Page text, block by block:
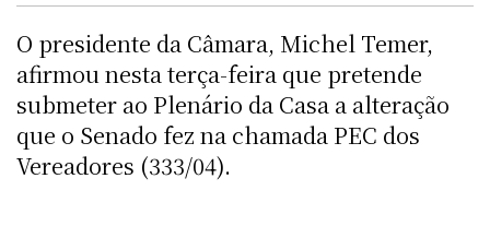
O presidente da Câmara, Michel Temer,
afirmou nesta terça-feira que pretende
submeter ao Plenário da Casa a alteração
que o Senado fez na chamada PEC dos
Vereadores (333/04).